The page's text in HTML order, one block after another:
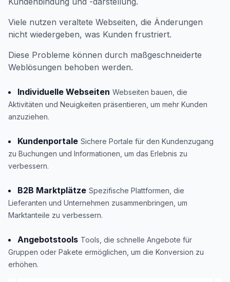
Viele nutzen veraltete Webseiten, die Änderungen
nicht wiedergeben, was Kunden frustriert.
Diese Probleme können durch maßgeschneiderte
Weblösungen behoben werden.
Individuelle Webseiten Webseiten bauen, die
Aktivitäten und Neuigkeiten präsentieren, um mehr Kunden
anzuziehen.
Kundenportale Sichere Portale für den Kundenzugang
zu Buchungen und Informationen, um das Erlebnis zu
verbessern.
B2B Marktplätze Spezifische Plattformen, die
Lieferanten und Unternehmen zusammenbringen, um
Marktanteile zu verbessern.
Angebotstools Tools, die schnelle Angebote für
Gruppen oder Pakete ermöglichen, um die Konversion zu
erhöhen.